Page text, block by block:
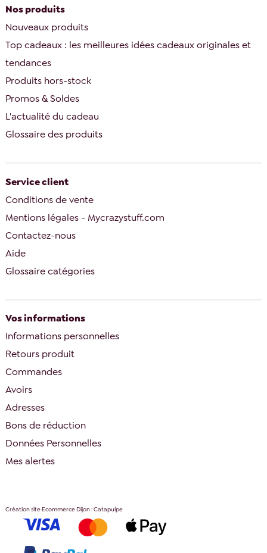
Nos produits
Nouveaux produits
Top cadeaux : les meilleures idées cadeaux originales et
tendances
Produits hors-stock
Promos & Soldes
L'actualité du cadeau
Glossaire des produits
Service client
Conditions de vente
Mentions légales - Mycrazystuff.com
Contactez-nous
Aide
Glossaire catégories
Vos informations
Informations personnelles
Retours produit
Commandes
Avoirs
Adresses
Bons de réduction
Données Personnelles
Mes alertes
Création site Ecommerce Dijon : Catapulpe